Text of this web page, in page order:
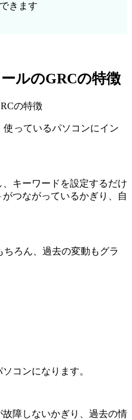
きます
ルのGRCの特徴
っているパソコンにイン
キーワードを設定するだけ
つながっているかぎり、自
ろん、過去の変動もグラ
コンになります。
障しないかぎり、過去の情